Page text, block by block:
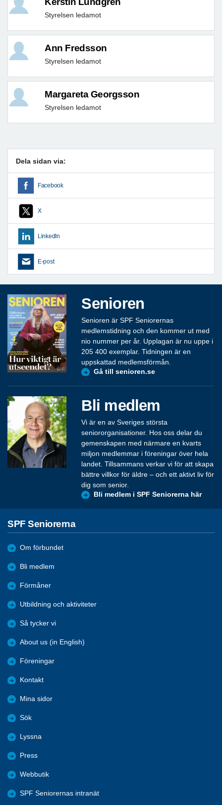
Styrelsen ledamot
Ann Fredsson
Styrelsen ledamot
Margareta Georgsson
Styrelsen ledamot
Dela sidan via:
Facebook
X
LinkedIn
E-post
Senioren
Senioren är SPF Seniorernas
medlemstidning och den kommer ut med
nio nummer per år. Upplagan är nu uppe i
205 400 exemplar. Tidningen är en
uppskattad medlemsförmån.
Gå till senioren.se
Bli medlem
Vi är en av Sveriges största
seniororganisationer. Hos oss delar du
gemenskapen med närmare en kvarts
miljon medlemmar i föreningar över hela
landet. Tillsammans verkar vi för att skapa
bättre villkor för äldre – och ett aktivt liv för
dig som senior.
Bli medlem i SPF Seniorerna här
SPF Seniorerna
Om förbundet
Bli medlem
Förmåner
Utbildning och aktiviteter
Så tycker vi
About us (in English)
Föreningar
Kontakt
Mina sidor
Sök
Lyssna
Press
Webbutik
SPF Seniorernas intranät